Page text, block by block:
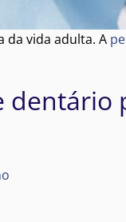
da vida adulta. A
dentário